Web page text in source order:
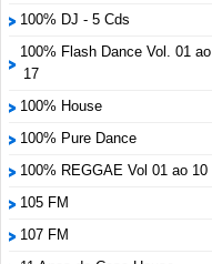
100% DJ - 5 Cds
100% Flash Dance Vol. 01 ao
17
100% House
100% Pure Dance
100% REGGAE Vol 01 ao 10
105 FM
107 FM